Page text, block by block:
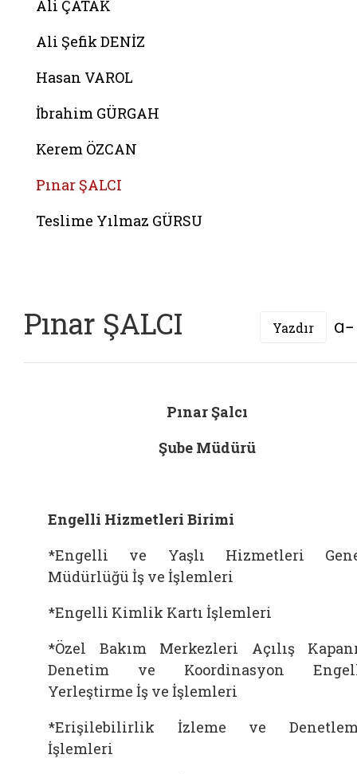
Ali ÇATAK
Ali Şefik DENİZ
Hasan VAROL
İbrahim GÜRGAH
Kerem ÖZCAN
Pınar ŞALCI
Teslime Yılmaz GÜRSU
Pınar ŞALCI Yazdır
Pınar Şalcı
Şube Müdürü
Engelli Hizmetleri Birimi
*Engelli ve Yaşlı Hizmetleri
Müdürlüğü İş ve İşlemleri
*Engelli Kimlik Kartı İşlemleri
*Özel Bakım Merkezleri Açılış
Denetim ve Koordinasyon
Yerleştirme İş ve İşlemleri
*Erişilebilirlik İzleme ve
İşlemleri